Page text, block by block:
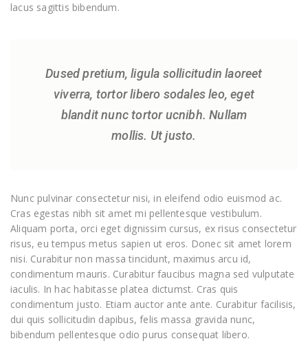
lacus sagittis bibendum.
Dused pretium, ligula sollicitudin laoreet
viverra, tortor libero sodales leo, eget
blandit nunc tortor ucnibh. Nullam
mollis. Ut justo.
Nunc pulvinar consectetur nisi, in eleifend odio euismod ac.
Cras egestas nibh sit amet mi pellentesque vestibulum.
Aliquam porta, orci eget dignissim cursus, ex risus consectetur
risus, eu tempus metus sapien ut eros. Donec sit amet lorem
nisi. Curabitur non massa tincidunt, maximus arcu id,
condimentum mauris. Curabitur faucibus magna sed vulputate
iaculis. In hac habitasse platea dictumst. Cras quis
condimentum justo. Etiam auctor ante ante. Curabitur facilisis,
dui quis sollicitudin dapibus, felis massa gravida nunc,
bibendum pellentesque odio purus consequat libero.